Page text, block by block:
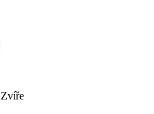
Zvíře